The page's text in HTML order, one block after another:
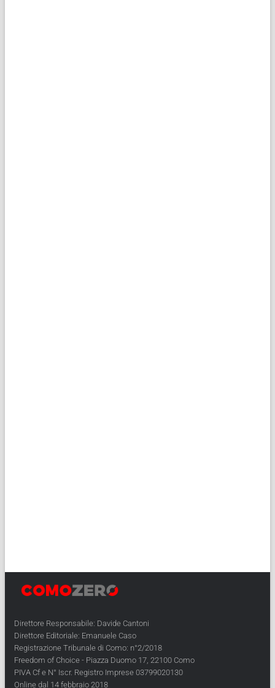
Direttore Responsabile: Davide Cantoni
Direttore Editoriale: Emanuele Caso
Registrazione Tribunale di Como: n°2/2018
Freedom of Choice - Piazza Duomo 17, 22100 Como
PIVA Cf e N° Iscr. Registro Imprese 03799020130
Online dal 14 febbraio 2018